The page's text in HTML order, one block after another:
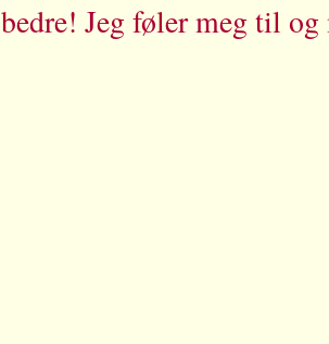
bedre! Jeg føler meg til og